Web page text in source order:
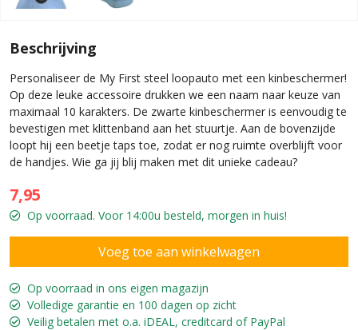
Beschrijving
Personaliseer de My First steel loopauto met een kinbeschermer!
Op deze leuke accessoire drukken we een naam naar keuze van
maximaal 10 karakters. De zwarte kinbeschermer is eenvoudig te
bevestigen met klittenband aan het stuurtje. Aan de bovenzijde
loopt hij een beetje taps toe, zodat er nog ruimte overblijft voor
de handjes. Wie ga jij blij maken met dit unieke cadeau?
7,95
Op voorraad. Voor 14:00u besteld, morgen in huis!
Op voorraad in ons eigen magazijn
Volledige garantie en 100 dagen op zicht
Veilig betalen met o.a. iDEAL, creditcard of PayPal